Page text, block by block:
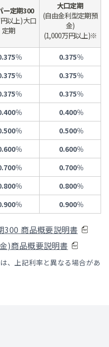
ー定期300
以上) 大口
定期
大口定期
(自由金利型定期預
金)
(1,000万円以上)※
％ 0.375％
％ 0.375％
％ 0.375％
％ 0.400％
％ 0.500％
％ 0.600％
％ 0.700％
％ 0.800％
％ 0.900％
300 商品概要説明書
)商品概要説明書
、上記利率と異なる場合があ